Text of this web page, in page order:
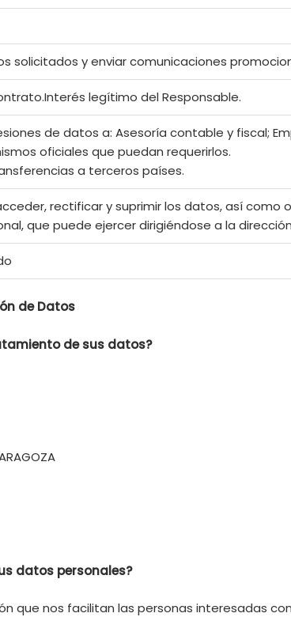
solicitados y enviar comunicaciones
legítimo del Responsable.
de datos a: Asesoría contable y fiscal;
oficiales que puedan requerirlos.
a terceros países.
rectificar y suprimir los datos, así como
que puede ejercer dirigiéndose a la
de Datos
de sus datos?
datos personales?
que nos facilitan las personas interesadas